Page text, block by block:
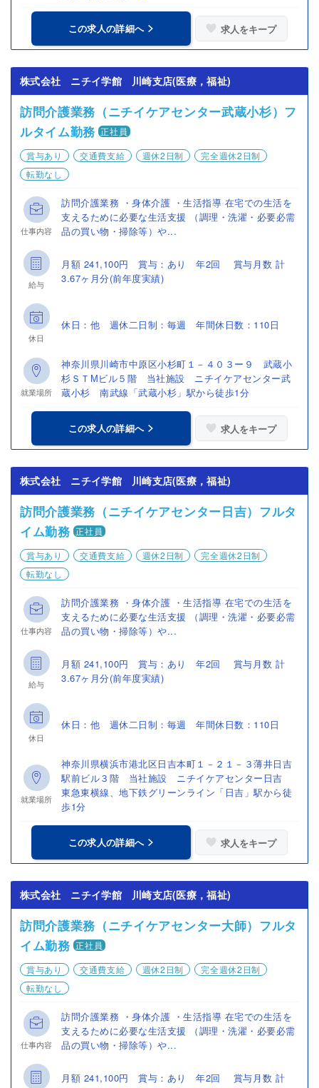
この求人の詳細へ 求人をキープ
株式会社 ニチイ学館 川崎支店(医療，福祉)
訪問介護業務（ニチイケアセンター武蔵小杉）フ
ルタイム勤務 正社員
賞与あり
交通費支給 週休2日制
完全週休2日制
転勤なし
仕事内容
訪問介護業務 ・身体介護 ・生活指導 在宅での生活を
支えるために必要な生活支援 （調理・洗濯・必要必需
品の買い物・掃除等）や...
給与
月額 241,100円 賞与：あり 年2回 賞与月数 計
3.67ヶ月分(前年度実績)
休日
休日：他 週休二日制：毎週 年間休日数：110日
就業場所
神奈川県川崎市中原区小杉町１－４０３ー９ 武蔵小
杉ＳＴМビル５階 当社施設 ニチイケアセンター武
蔵小杉 南武線「武蔵小杉」駅から徒歩1分
この求人の詳細へ 求人をキープ
株式会社 ニチイ学館 川崎支店(医療，福祉)
訪問介護業務（ニチイケアセンター日吉）フルタ
イム勤務 正社員
賞与あり
交通費支給 週休2日制
完全週休2日制
転勤なし
仕事内容
訪問介護業務 ・身体介護 ・生活指導 在宅での生活を
支えるために必要な生活支援 （調理・洗濯・必要必需
品の買い物・掃除等）や...
給与
月額 241,100円 賞与：あり 年2回 賞与月数 計
3.67ヶ月分(前年度実績)
休日
休日：他 週休二日制：毎週 年間休日数：110日
就業場所
神奈川県横浜市港北区日吉本町１－２１－３薄井日吉
駅前ビル３階 当社施設 ニチイケアセンター日吉
東急東横線、地下鉄グリーンライン「日吉」駅から徒
歩1分
この求人の詳細へ 求人をキープ
株式会社 ニチイ学館 川崎支店(医療，福祉)
訪問介護業務（ニチイケアセンター大師）フルタ
イム勤務 正社員
賞与あり
交通費支給 週休2日制
完全週休2日制
転勤なし
仕事内容
訪問介護業務 ・身体介護 ・生活指導 在宅での生活を
支えるために必要な生活支援 （調理・洗濯・必要必需
品の買い物・掃除等）や...
月額 241,100円 賞与：あり 年2回 賞与月数 計